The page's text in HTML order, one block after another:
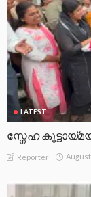
LATEST
സ്നേഹ
Reporter August